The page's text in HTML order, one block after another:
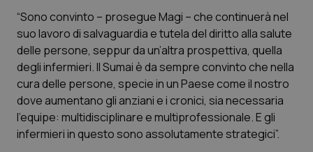
Edizioni Regionali
QS Pro
Professionisti Sanitari.AI
Abruzzo
QS Pro Gold
“Sono convinto – prosegue Magi – che continuerà nel
suo lavoro di salvaguardia e tutela del diritto alla salute
delle persone, seppur da un’altra prospettiva, quella
degli infermieri. Il Sumai è da sempre convinto che nella
cura delle persone, specie in un Paese come il nostro
dove aumentano gli anziani e i cronici, sia necessaria
l’equipe: multidisciplinare e multiprofessionale. E gli
infermieri in questo sono assolutamente strategici”.